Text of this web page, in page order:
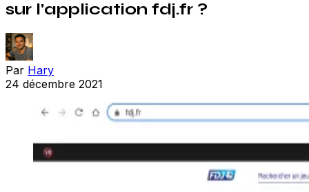
sur l'application fdj.fr ?
Par Hary
24 décembre 2021